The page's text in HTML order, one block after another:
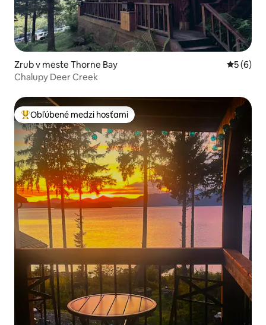
Zrub v meste Thorne Bay
5 (6)
Chalupy Deer Creek
Najobľúbenejšie medzi hosťami
Obľúbené medzi hosťami